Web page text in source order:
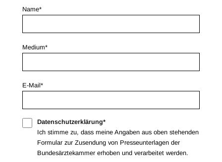
Name*
Medium*
E-Mail*
Datenschutzerklärung*
Ich stimme zu, dass meine Angaben aus oben stehenden
Formular zur Zusendung von Presseunterlagen der
Bundesärztekammer erhoben und verarbeitet werden.